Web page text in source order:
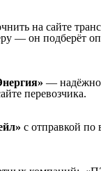
на сайте
— он подберёт
—
перевозчика.
с отправкой по